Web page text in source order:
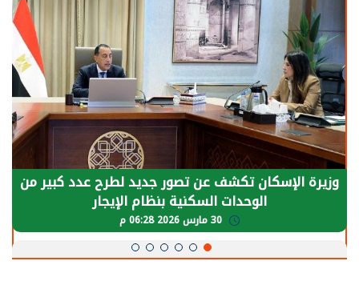
وزيرة الإسكان تكشف عن تصور جديد لطرح عدد كبير من
الوحدات السكنية بنظام الإيجار